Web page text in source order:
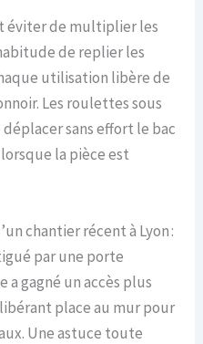
éviter de multiplier les
de replier les
utilisation libère de
Les roulettes sous
sans effort le bac
la pièce est
chantier récent à Lyon :
par une porte
gagné un accès plus
place au mur pour
Une astuce toute